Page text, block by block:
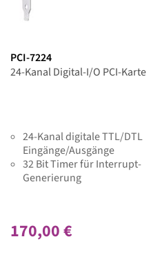
PCI-7224
24-Kanal Digital-I/O PCI-Karte
24-Kanal digitale TTL/DTL
Eingänge/Ausgänge
32 Bit Timer für Interrupt-
Generierung
170,00 €